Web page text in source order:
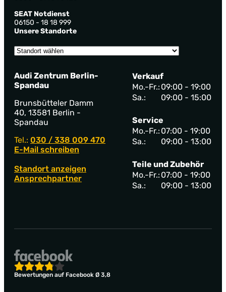
SEAT Notdienst
06150 - 18 18 999
Unsere Standorte
Audi Zentrum Berlin-
Spandau
Brunsbütteler Damm
40, 13581 Berlin -
Spandau
Tel.: 030 / 338 009 470
E-Mail schreiben
Standort anzeigen
Ansprechpartner
Verkauf
Mo.-Fr.: 09:00 - 19:00
Sa.:
09:00 - 15:00
Service
Mo.-Fr.: 07:00 - 19:00
Sa.:
09:00 - 13:00
Teile und Zubehör
Mo.-Fr.: 07:00 - 19:00
Sa.:
09:00 - 13:00
Bewertungen auf Facebook Ø 3,8